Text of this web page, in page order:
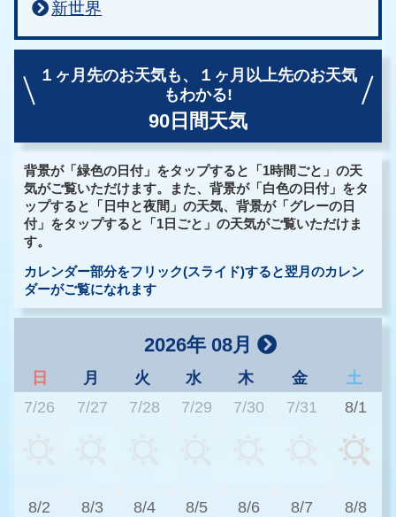
新世界
１ヶ月先のお天気も、
１ヶ月以上先のお天気
もわかる!
90日間天気
背景が「緑色の日付」をタップすると「1時間ごと」の天
気がご覧いただけます。また、背景が「白色の日付」をタ
ップすると「日中と夜間」の天気、背景が「グレーの日
付」をタップすると「1日ごと」の天気がご覧いただけま
す。
カレンダー部分をフリック(スライド)すると翌月のカレン
ダーがご覧になれます
2026年 08月
日 月 火 水 木 金
土
7/26
7/27 7/28 7/29 7/30 7/31 8/1
8/2 8/3 8/4 8/5 8/6 8/7 8/8